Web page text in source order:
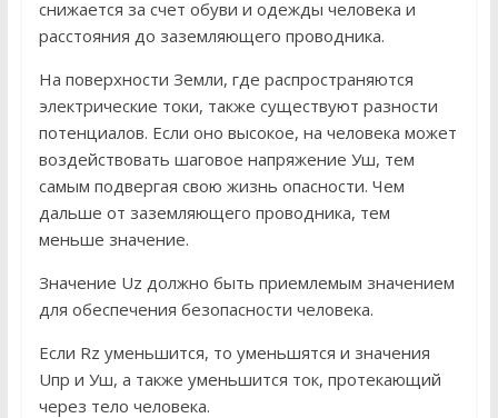
снижается за счет обуви и одежды человека и
расстояния до заземляющего проводника.
На поверхности Земли, где распространяются
электрические токи, также существуют разности
потенциалов. Если оно высокое, на человека может
воздействовать шаговое напряжение Уш, тем
самым подвергая свою жизнь опасности. Чем
дальше от заземляющего проводника, тем
меньше значение.
Значение Uz должно быть приемлемым значением
для обеспечения безопасности человека.
Если Rz уменьшится, то уменьшятся и значения
Uпр и Уш, а также уменьшится ток, протекающий
через тело человека.